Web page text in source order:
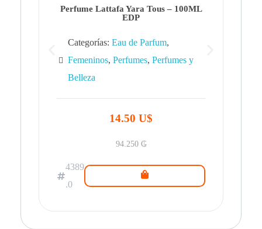
Perfume Lattafa Yara Tous – 100ML
EDP
Categorías: Eau de Parfum,
Femeninos, Perfumes, Perfumes y
Belleza
14.50 U$
94.250 ₲
4389
.0